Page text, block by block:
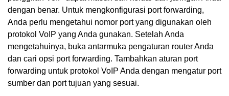
dengan benar. Untuk mengkonfigurasi port forwarding,
Anda perlu mengetahui nomor port yang digunakan oleh
protokol VoIP yang Anda gunakan. Setelah Anda
mengetahuinya, buka antarmuka pengaturan router Anda
dan cari opsi port forwarding. Tambahkan aturan port
forwarding untuk protokol VoIP Anda dengan mengatur port
sumber dan port tujuan yang sesuai.